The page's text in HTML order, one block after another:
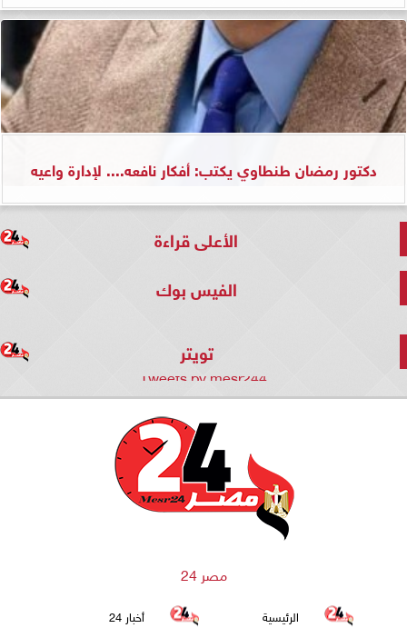
دكتور رمضان طنطاوي يكتب: أفكار نافعه.... لإدارة واعيه
الأعلى قراءة
الفيس بوك
تويتر
Tweets by mesr244
مصر 24
الرئيسية أخبار 24